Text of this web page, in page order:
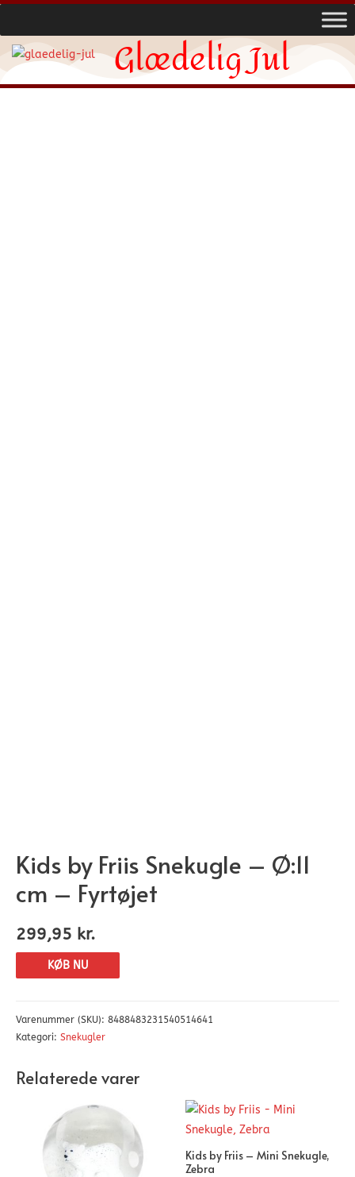
Glædelig Jul
Kids by Friis Snekugle – Ø:11
cm – Fyrtøjet
299,95 kr.
KØB NU
Varenummer (SKU): 8488483231540514641
Kategori: Snekugler
Relaterede varer
Kids by Friis – Mini Snekugle,
Zebra